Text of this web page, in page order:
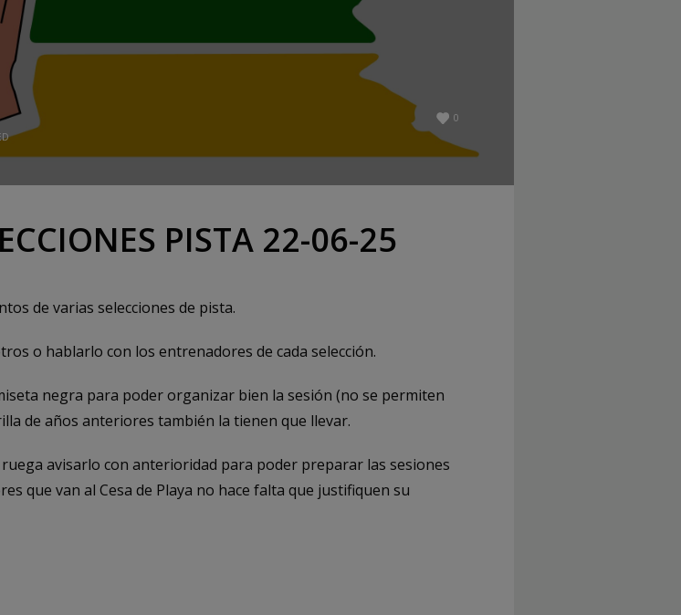
0
PISTA 22-06-25
de varias selecciones de pista.
o hablarlo con los entrenadores de cada selección.
negra para poder organizar bien la sesión (no se permiten
de años anteriores también la tienen que llevar.
avisarlo con anterioridad para poder preparar las sesiones
que van al Cesa de Playa no hace falta que justifiquen su